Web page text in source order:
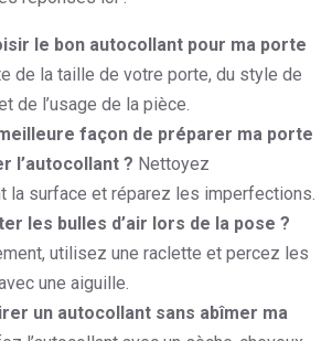
le bon autocollant pour ma porte
de la taille de votre porte, du style de
de l’usage de la pièce.
façon de préparer ma porte
l’autocollant ? Nettoyez
la surface et réparez les imperfections.
les bulles d’air lors de la pose ?
utilisez une raclette et percez les
une aiguille.
un autocollant sans abîmer ma